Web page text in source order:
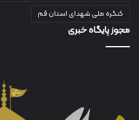
کنگره ملی شهدای استان قم
مجوز پایگاه خبری